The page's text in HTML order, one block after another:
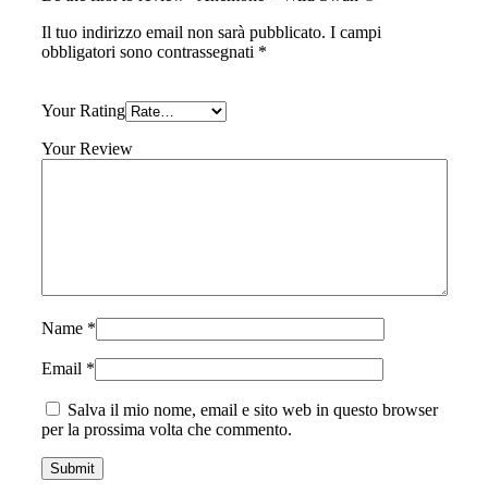
Il tuo indirizzo email non sarà pubblicato. I campi
obbligatori sono contrassegnati *
Your Rating
Your Review
Name *
Email *
Salva il mio nome, email e sito web in questo browser
per la prossima volta che commento.